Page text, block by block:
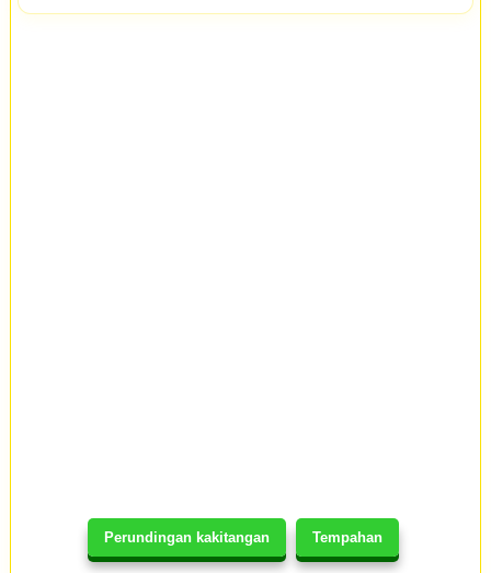
Perundingan kakitangan Tempahan